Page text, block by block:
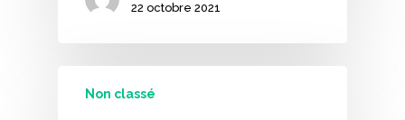
22 octobre 2021
Non classé